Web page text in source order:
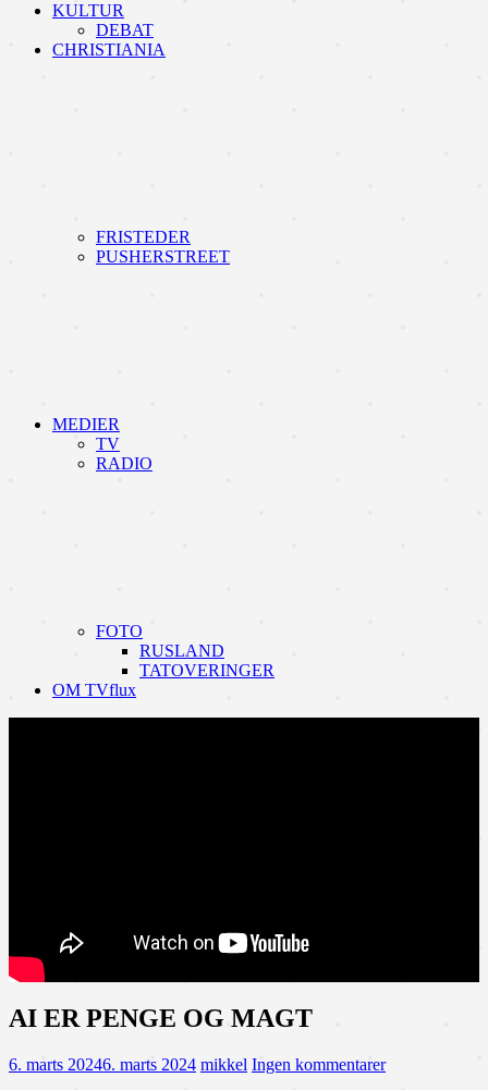
KULTUR
DEBAT
CHRISTIANIA
FRISTEDER
PUSHERSTREET
MEDIER
TV
RADIO
FOTO
RUSLAND
TATOVERINGER
OM TVflux
AI ER PENGE OG MAGT
6. marts 20246. marts 2024 mikkel Ingen kommentarer